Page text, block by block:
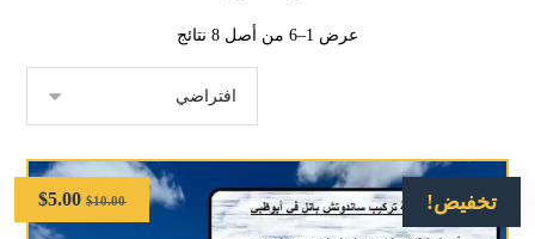
عرض 1–6 من أصل 8 نتائج
تخفيض! $10.00
$5.00